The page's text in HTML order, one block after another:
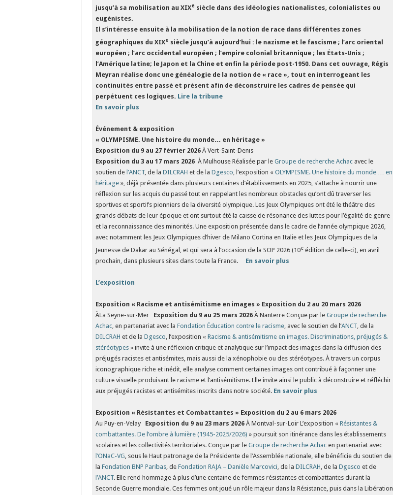
jusqu’à sa mobilisation au XIXe siècle dans des idéologies nationalistes, colonialistes ou
eugénistes.
Il s’intéresse ensuite à la mobilisation de la notion de race dans différentes zones
géographiques du XIXe siècle jusqu’à aujourd’hui : le nazisme et le fascisme ; l’arc oriental
européen ; l’arc occidental européen ; l’empire colonial britannique ; les États-Unis ;
l’Amérique latine; le Japon et la Chine et enfin la période post-1950. Dans cet ouvrage, Régis
Meyran réalise donc une généalogie de la notion de « race », tout en interrogeant les
continuités entre passé et présent afin de déconstruire les cadres de pensée qui
perpétuent ces logiques. Lire la tribune
En savoir plus
Événement & exposition
« OLYMPISME. Une histoire du monde… en héritage »
Exposition du 9 au 27 février 2026 À Vert-Saint-Denis
Exposition du 3 au 17 mars 2026 À Mulhouse Réalisée par leGroupe de recherche Achac avec le
soutien de l’ANCT , de laDILCRAH et de laDgesco , l’exposition «OLYMPISME. Une histoire du monde … en
héritage », déjà présentée dans plusieurs centaines d’établissements en 2025, s’attache à nourrir une
réflexion sur les acquis du passé tout en rappelant les nombreux obstacles qu’ont dû traverser les
sportives et sportifs pionniers de la diversité olympique. Les Jeux Olympiques ont été le théâtre des
grands débats de leur époque et ont surtout été la caisse de résonance des luttes pour l’égalité de genre
et la reconnaissance des minorités. Une exposition présentée dans le cadre de l’année olympique 2026,
avec notamment les Jeux Olympiques d’hiver de Milano Cortina en Italie et les Jeux Olympiques de la
Jeunesse de Dakar au Sénégal, et qui sera à l’occasion de la SOP 2026 (10e édition de celle-ci), en avril
prochain, dans plusieurs sites dans toute la France. En savoir plus
L’exposition
Exposition « Racisme et antisémitisme en images » Exposition du 2 au 20 mars 2026
ÀLa Seyne-sur-Mer Exposition du 9 au 25 mars 2026 À Nanterre Conçue par leGroupe de recherche
Achac, en partenariat avec laFondation Éducation contre le racisme, avec le soutien de l’ANCT, de la
DILCRAH et de laDgesco, l’exposition «Racisme & antisémitisme en images. Discriminations, préjugés &
stéréotypes » invite à une réflexion critique et analytique sur l’impact des images dans la diffusion des
préjugés racistes et antisémites, mais aussi de la xénophobie ou des stéréotypes. À travers un corpus
iconographique riche et inédit, elle analyse comment certaines images ont contribué à façonner une
culture visuelle produisant le racisme et l’antisémitisme. Elle invite ainsi le public à déconstruire et réfléchir
aux préjugés racistes et antisémites inscrits dans notre société. En savoir plus
Exposition « Résistantes et Combattantes » Exposition du 2 au 6 mars 2026
Au Puy-en-Velay Exposition du 9 au 23 mars 2026 À Montval-sur-Loir L’exposition «Résistantes &
combattantes. De l’ombre à lumière (1945-2025/2026) » poursuit son itinérance dans les établissements
scolaires et les collectivités territoriales. Conçue par leGroupe de recherche Achac en partenariat avec
l’ONaC-VG, sous le Haut patronage de la Présidente de l’Assemblée nationale, elle bénéficie du soutien de
laFondation BNP Paribas, deFondation RAJA – Danièle Marcovici, de laDILCRAH, de laDgesco et de
l’ANCT. Elle rend hommage à plus d’une centaine de femmes résistantes et combattantes durant la
Seconde Guerre mondiale. Ces femmes ont joué un rôle majeur dans la Résistance, puis dans la Libération